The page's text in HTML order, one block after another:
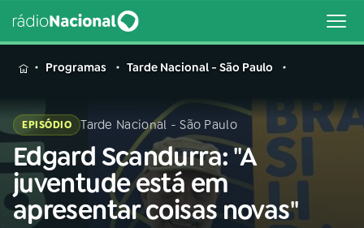
MENU
Buscar
na
Rádio
Nacional
Buscar
Programas Tarde Nacional - São Paulo
EPISÓDIO Tarde Nacional - São Paulo
Edgard Scandurra: "A
juventude está em
apresentar coisas novas"